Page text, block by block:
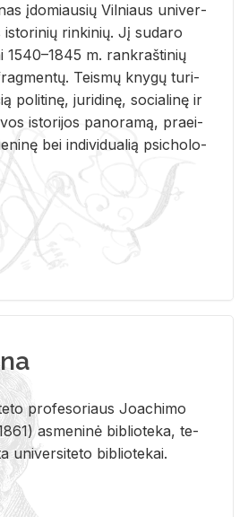
įdo­miau­sių Vil­niaus uni­ver­
rin­ki­nių. Jį su­da­ro
1540–1845 m. rank­raš­ti­nių
Teis­mų kny­gų tu­ri­
po­li­ti­nę, ju­ri­di­nę, so­cia­li­nę ir
is­to­ri­jos pa­no­ra­mą, pra­ei­
bei in­di­vi­dua­lią psi­cho­lo­
pro­fe­so­riaus Jo­a­chi­mo
as­me­ni­nė bi­b­lio­te­ka, te­
uni­ver­si­te­to bi­b­lio­te­kai.